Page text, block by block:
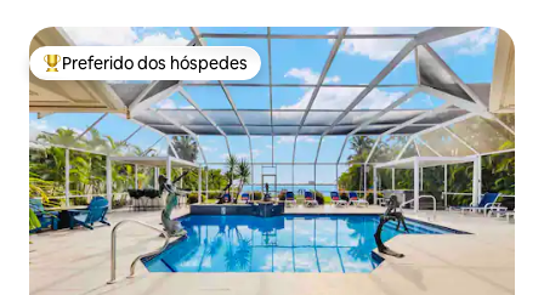
Entre os melhores preferidos dos hóspedes
Preferido dos hóspedes